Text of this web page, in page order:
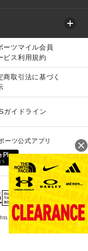
ーツマイル会員
ビス利用規約
商取引法に基づく
ガイドライン
ーツ公式アプリ
Reserved.